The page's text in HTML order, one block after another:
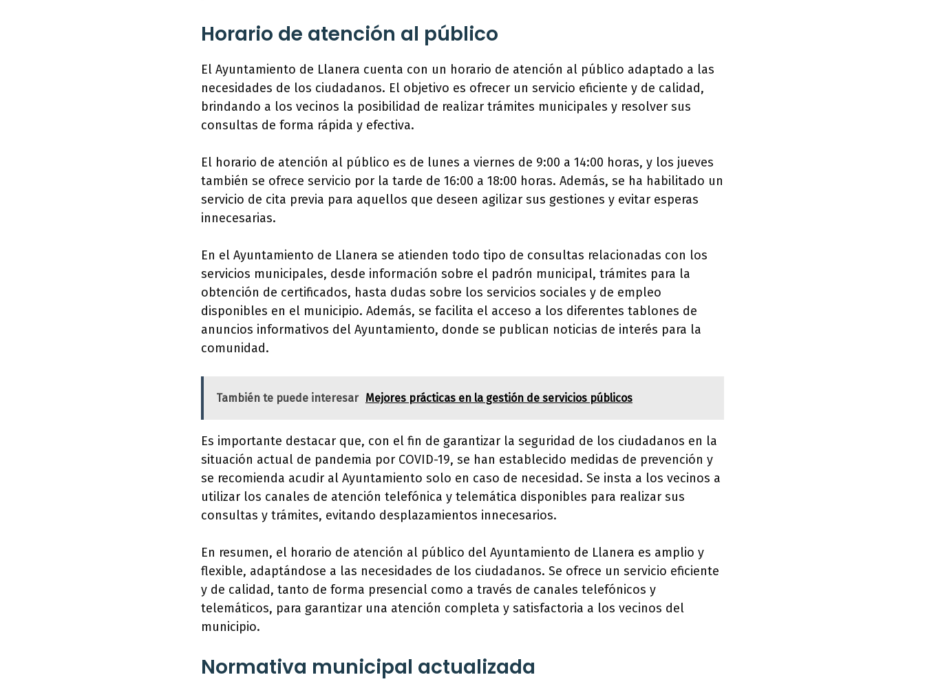
Horario de atención al público
El Ayuntamiento de Llanera cuenta con un horario de atención al público adaptado a las
necesidades de los ciudadanos. El objetivo es ofrecer un servicio eficiente y de calidad,
brindando a los vecinos la posibilidad de realizar trámites municipales y resolver sus
consultas de forma rápida y efectiva.
El horario de atención al público es de lunes a viernes de 9:00 a 14:00 horas, y los jueves
también se ofrece servicio por la tarde de 16:00 a 18:00 horas. Además, se ha habilitado un
servicio de cita previa para aquellos que deseen agilizar sus gestiones y evitar esperas
innecesarias.
En el Ayuntamiento de Llanera se atienden todo tipo de consultas relacionadas con los
servicios municipales, desde información sobre el padrón municipal, trámites para la
obtención de certificados, hasta dudas sobre los servicios sociales y de empleo
disponibles en el municipio. Además, se facilita el acceso a los diferentes tablones de
anuncios informativos del Ayuntamiento, donde se publican noticias de interés para la
comunidad.
También te puede interesar Mejores prácticas en la gestión de servicios públicos
Es importante destacar que, con el fin de garantizar la seguridad de los ciudadanos en la
situación actual de pandemia por COVID-19, se han establecido medidas de prevención y
se recomienda acudir al Ayuntamiento solo en caso de necesidad. Se insta a los vecinos a
utilizar los canales de atención telefónica y telemática disponibles para realizar sus
consultas y trámites, evitando desplazamientos innecesarios.
En resumen, el horario de atención al público del Ayuntamiento de Llanera es amplio y
flexible, adaptándose a las necesidades de los ciudadanos. Se ofrece un servicio eficiente
y de calidad, tanto de forma presencial como a través de canales telefónicos y
telemáticos, para garantizar una atención completa y satisfactoria a los vecinos del
municipio.
Normativa municipal actualizada